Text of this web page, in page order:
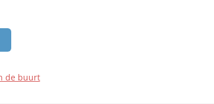
de buurt